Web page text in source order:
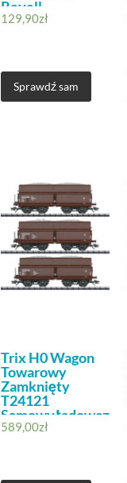
Revell
129,90zł
Sprawdź sam
Trix H0 Wagon
Towarowy
Zamknięty
T24121
Samowyładowczy
3 Typ Fad Öbb
589,00zł